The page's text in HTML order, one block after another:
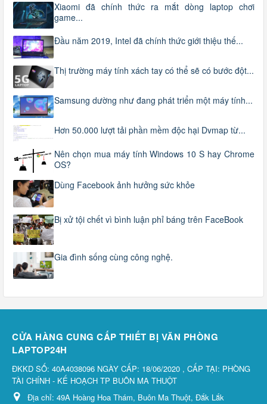
Xiaomi đã chính thức ra mắt dòng laptop chơi
game...
Đầu năm 2019, Intel đã chính thức giới thiệu thế...
Thị trường máy tính xách tay có thể sẽ có bước đột...
Samsung dường như đang phát triển một máy tính...
Hơn 50.000 lượt tải phần mềm độc hại Dvmap từ...
Nên chọn mua máy tính Windows 10 S hay Chrome
OS?
Dùng Facebook ảnh hưởng sức khỏe
Bị xử tội chết vì bình luận phỉ báng trên FaceBook
Gia đình sống cùng công nghệ.
CỬA HÀNG CUNG CẤP THIẾT BỊ VĂN PHÒNG
LAPTOP24H
ĐKKD SỐ: 40A4038096 NGÀY CẤP: 18/06/2020 , CẤP TẠI: PHÒNG
TÀI CHÍNH - KẾ HOẠCH TP BUÔN MA THUỘT
Địa chỉ: 49A Hoàng Hoa Thám, Buôn Ma Thuột, Đắk Lắk